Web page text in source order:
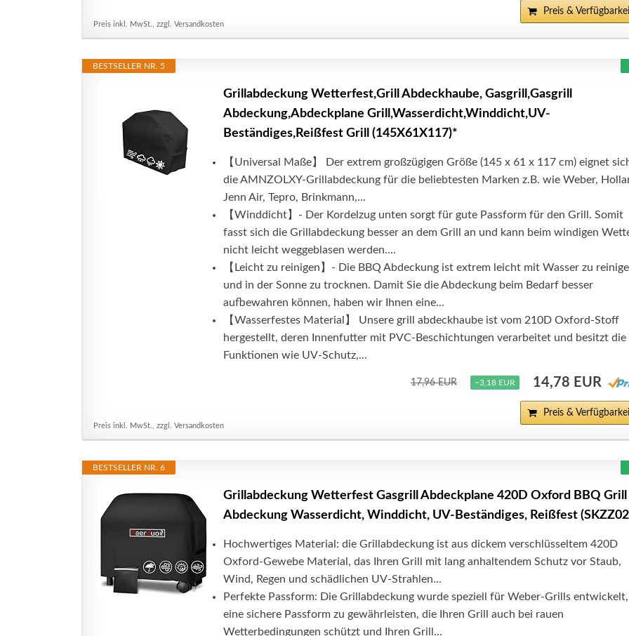
Preis &
Preis inkl. MwSt., zzgl. Versandkosten
BESTSELLER NR. 5
Grillabdeckung Wetterfest,Grill Abdeckhaube, Gasgrill,Gasgrill
Abdeckung,Abdeckplane Grill,Wasserdicht,Winddicht,UV-
Beständiges,Reißfest Grill (145X61X117)*
【Universal Maße】 Der extrem großzügigen Größe (145 x 61 x 117 cm) eignet
die AMNZOLXY-Grillabdeckung für die beliebtesten Marken z.B. wie Weber,
Jenn Air, Tepro, Brinkmann,...
【Winddicht】- Der Kordelzug unten sorgt für gute Passform für den Grill. Somit
fasst sich die Grillabdeckung besser an dem Grill an und kann beim windigen
nicht leicht weggeblasen werden....
【Leicht zu reinigen】- Die BBQ Abdeckung ist extrem leicht mit Wasser zu
und in der Sonne zu trocknen. Damit Sie die Abdeckung beim Bedarf besser
aufbewahren können, haben wir Ihnen eine...
【Wasserfestes Material】 Unsere grill abdeckhaube ist vom 210D Oxford-Stoff
hergestellt, deren Innenfutter mit PVC-Beschichtungen verarbeitet und besitzt die
Funktionen wie UV-Schutz,...
17,96 EUR −3,18 EUR 14,78 EUR
Preis &
Preis inkl. MwSt., zzgl. Versandkosten
BESTSELLER NR. 6
Grillabdeckung Wetterfest Gasgrill Abdeckplane 420D Oxford BBQ Grill
Abdeckung Wasserdicht, Winddicht, UV-Beständiges, Reißfest
Hochwertiges Material: die Grillabdeckung ist aus dickem verschlüsseltem 420D
Oxford-Gewebe Material, das Ihren Grill mit lang anhaltendem Schutz vor Staub,
Wind, Regen und schädlichen UV-Strahlen...
Perfekte Passform: Die Grillabdeckung wurde speziell für Weber-Grills
eine sichere Passform zu gewährleisten, die Ihren Grill auch bei rauen
Wetterbedingungen schützt und Ihren Grill...